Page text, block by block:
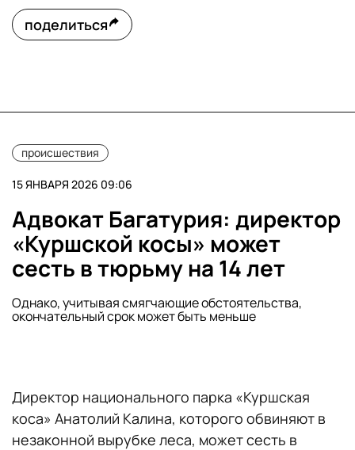
поделиться
происшествия
15 ЯНВАРЯ 2026 09:06
Адвокат Багатурия: директор
«Куршской косы» может
сесть в тюрьму на 14 лет
Однако, учитывая смягчающие обстоятельства,
окончательный срок может быть меньше
Директор национального парка «Куршская
коса» Анатолий Калина, которого обвиняют в
незаконной вырубке леса, может сесть в